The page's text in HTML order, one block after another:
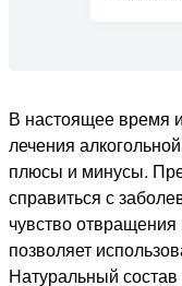
В настоящее время
лечения
плюсы и минусы.
справиться с
чувство
позволяет
Натуральный